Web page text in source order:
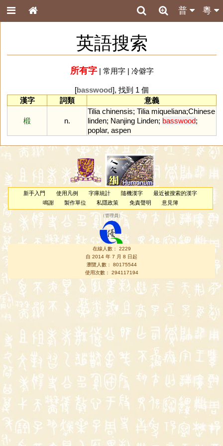
粵
普
英語搜索
所有字| 常用字| 冷僻字
[basswood], 找到 1 個
漢字
詞類 意義
椴 n.
Tilia chinensis; Tilia miqueliana;Chinese
linden; Nanjing Linden; basswood;
poplar, aspen
新手入門 使用凡例 字庫統計 隨機漢字
最近被搜索的漢字
鳴謝
製作單位 私隱政策 免責聲明 意見簿
（管理員 ）
在線人數： 2229
自 2014 年 7 月 8 日起
瀏覽人數： 80175544
使用次數： 294117194